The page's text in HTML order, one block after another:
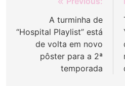
Navegação
Post
A turminha de
“Hospital Playlist” está
de volta em novo
pôster para a 2ª
temporada